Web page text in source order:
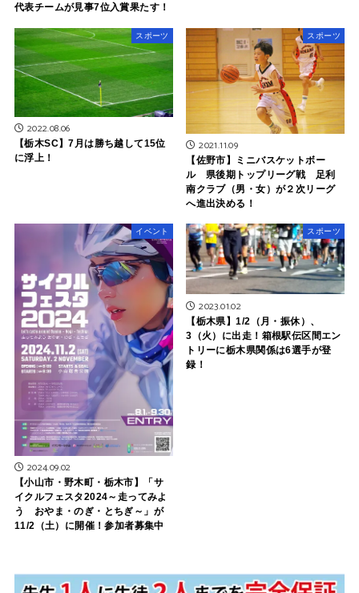
代表チームが見事7位入賞果たす！
スポーツ
2022.08.06
【栃木SC】7月は勝ち越して15位
に浮上！
スポーツ
2021.11.09
【佐野市】ミニバスケットボー
ル 県後期トップリーグ戦 足利
南クラブ（男・女）が２次リーグ
へ進出決める！
イベント
2024.09.02
【小山市・野木町・栃木市】「サ
イクルフェスタ2024～走ってみよ
う おやま・のぎ・とちぎ～」が
11/2（土）に開催！参加者募集中
スポーツ
2023.01.02
【栃木県】1/2（月・振休）、
3（火）に出走！箱根駅伝区間エン
トリーに栃木県関係は6選手が登
録！